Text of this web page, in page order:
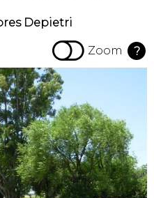
Depietri
 Zoom ?